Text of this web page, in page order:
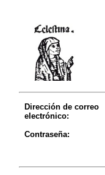
Dirección de correo
electrónico:
Contraseña: